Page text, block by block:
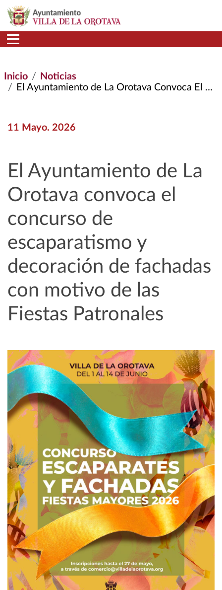
Pasar al contenido principal
Inicio
Noticias
El Ayuntamiento de La Orotava Convoca El Concurso de Escaparatismo y Decoración de Fachadas Con Motivo de Las Fiestas Patronales
11 Mayo. 2026
El Ayuntamiento de La
Orotava convoca el
concurso de
escaparatismo y
decoración de fachadas
con motivo de las
Fiestas Patronales